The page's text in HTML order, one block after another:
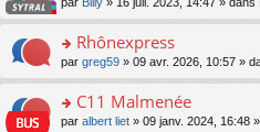
e
u
ré
c
e
o
n
lu
pl
s
ré
e
n
o
n
le
m
e
s
g
e
n
ult
er
le
m
e
o
n
ult
er
Rhônexpress
par greg59 » 09 avr. 2026, 10:57 »
o
C11 Malmenée
par albert liet » 09 janv. 2024, 16:48